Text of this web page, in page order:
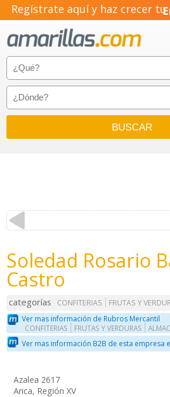
Regístrate aquí y haz crecer tu
Soledad Rosario
Castro
categorías CONFITERIAS FRUTAS Y
Ver mas información de Rubros Mercantil
CONFITERIAS FRUTAS Y VERDURAS
Ver mas información B2B de esta empresa
Azalea 2617
Arica, Región XV